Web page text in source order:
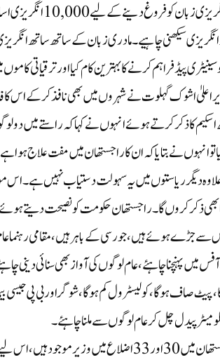
کھولے ہیں اور
انگریزی سیکھنی چاہیے۔ مادری زبان کے ساتھ ساتھ
پیڈ فراہم کرنے کا بہترین کام کیا اور ترقیاتی
اشوک گہلوت نے شہروں میں بھی نافذ کرکے اس کا
کا ذکر کرتے ہوئے انہوں نے کہا کہ راستے میں
انہوں نے بتایا کہ ان کا راجستھان میں مفت علاج
دیگر ریاستوں میں یہ سہولت دستیاب نہیں ہے۔ اس
ذکر کروں گا۔راجستھان حکومت کو نصیحت دیتے ہوئے
سے جڑے ہوئے ہیں ، جو رسی کے باہر ہیں ، مقامی رہنما
میں پہنچنا چاہئے، عام لوگوں کی آواز بھی سنائی
صاف ہوگا، کولیسٹرول کم ہوگا، شوگر اور بی پی
مسٹر راہل گاندھی نے کہا کہ راجستھان میں 30 اور